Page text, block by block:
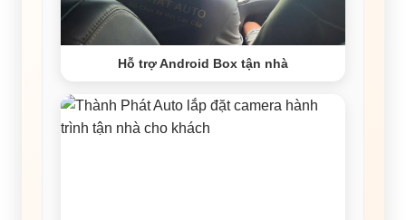
Hỗ trợ Android Box tận nhà